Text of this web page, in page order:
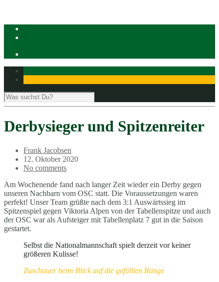
Derbysieger und Spitzenreiter
Frank Jacobsen
12. Oktober 2020
No comments
Am Wochenende fand nach langer Zeit wieder ein Derby gegen
unseren Nachbarn vom OSC statt. Die Voraussetzungen waren
perfekt! Unser Team grüßte nach dem 3:1 Auswärtssieg im
Spitzenspiel gegen Viktoria Alpen von der Tabellenspitze und auch
der OSC war als Aufsteiger mit Tabellenplatz 7 gut in die Saison
gestartet.
Selbst die Nationalmannschaft spielt derzeit vor keiner
größeren Kulisse!
Zuschauer beim Blick auf die gefüllten Ränge